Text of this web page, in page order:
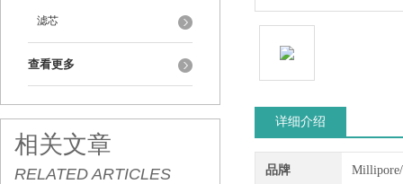
滤芯
查看更多
相关文章
RELATED ARTICLES
详细介绍
品牌